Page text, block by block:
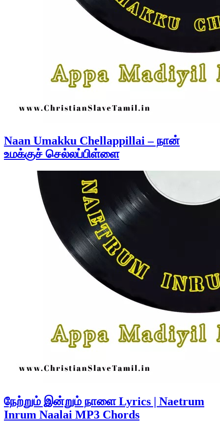
Naan Umakku Chellappillai – நான்
உமக்குச் செல்லப்பிள்ளை
நேற்றும் இன்றும் நாளை Lyrics | Naetrum
Inrum Naalai MP3 Chords